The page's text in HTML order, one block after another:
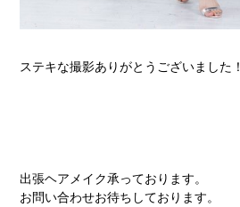
ステキな撮影ありがとうございました！
出張ヘアメイク承っております。
お問い合わせお待ちしております。